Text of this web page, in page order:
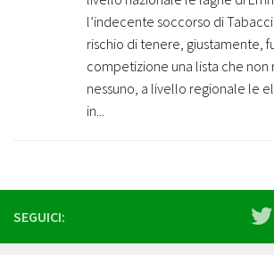
l’indecente soccorso di
rischio di tenere, giustamente,
competizione una lista che non
nessuno, a livello regionale le
in...
SEGUICI: